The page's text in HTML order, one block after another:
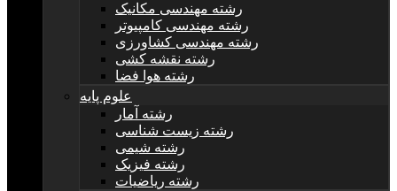
رشته مهندسی مکانیک
رشته مهندسی کامپیوتر
رشته مهندسی کشاورزی
رشته نقشه کشی
رشته هوا فضا
علوم پایه
رشته آمار
رشته زیست شناسی
رشته شیمی
رشته فیزیک
رشته ریاضیات